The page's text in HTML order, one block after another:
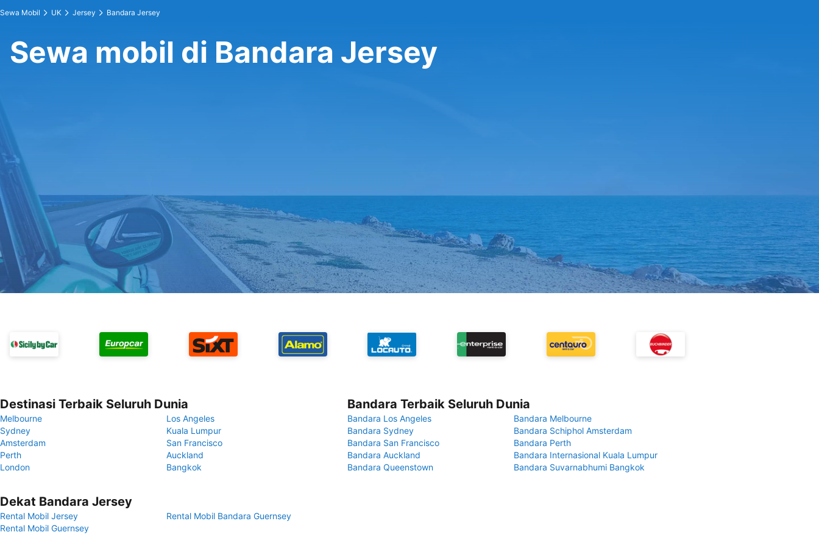
Sewa Mobil UK Jersey Bandara Jersey
Sewa mobil di Bandara Jersey
Destinasi Terbaik Seluruh Dunia
Melbourne
Los Angeles
Sydney
Kuala Lumpur
Amsterdam
San Francisco
Perth
Auckland
London
Bangkok
Bandara Terbaik Seluruh Dunia
Bandara Los Angeles
Bandara Melbourne
Bandara Sydney
Bandara Schiphol Amsterdam
Bandara San Francisco
Bandara Perth
Bandara Auckland
Bandara Internasional Kuala Lumpur
Bandara Queenstown
Bandara Suvarnabhumi Bangkok
Dekat Bandara Jersey
Rental Mobil Jersey
Rental Mobil Bandara Guernsey
Rental Mobil Guernsey